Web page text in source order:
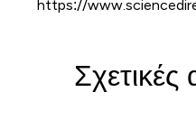
https://
Σχετικές